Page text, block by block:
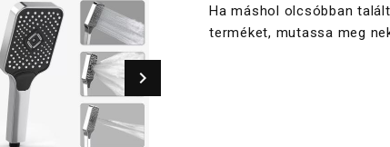
Ha máshol olcsóbban
terméket, mutassa meg